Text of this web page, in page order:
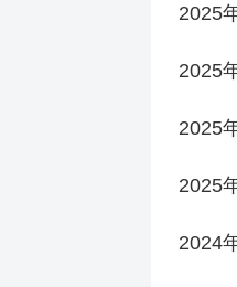
2025
2025
2025
2025
2024